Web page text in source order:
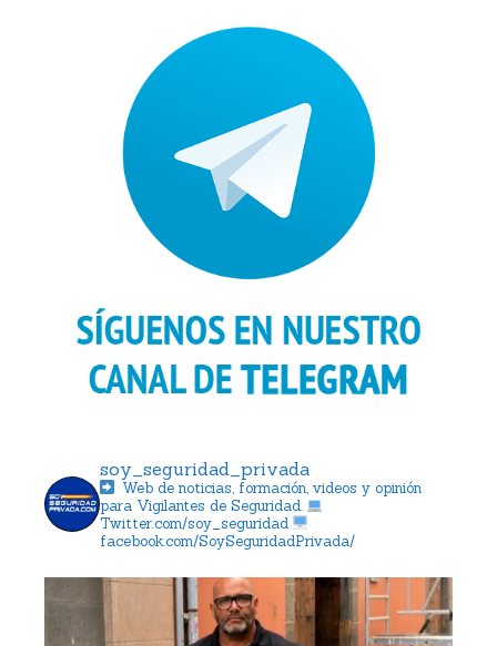
soy_seguridad_privada
Web de noticias, formación, videos y opinión
para Vigilantes de Seguridad.
Twitter.com/soy_seguridad
facebook.com/SoySeguridadPrivada/